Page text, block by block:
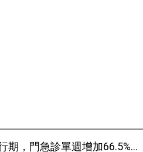
，門急診單週增加66.5%，